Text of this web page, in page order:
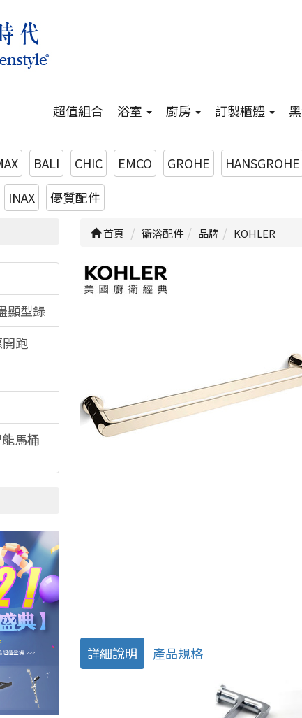
超值組合 浴室 廚房 訂製櫃體
BALI CHIC EMCO GROHE HANSGROHE
INAX 優質配件
顯型錄
跑
能馬桶
首頁 衛浴配件 品牌 KOHLER
詳細說明 產品規格